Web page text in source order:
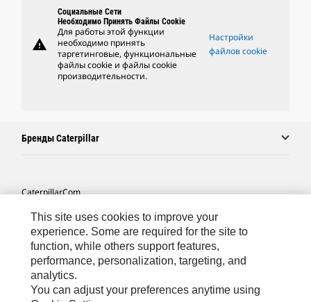
warning
Социальные Сети
Необходимо Принять Файлы Cookie
Для работы этой функции
необходимо принять
таргетинговые, функциональные
файлы cookie и файлы cookie
производительности.
Настройки
файлов cookie
Бренды Caterpillar
Caterpillar.com
Связаться С Caterpillar
Карта Сайта
Cookie Settings
Юридическая Информация
This site uses cookies to improve your
experience. Some are required for the site to
function, while others support features,
performance, personalization, targeting, and
analytics.
You can adjust your preferences anytime using